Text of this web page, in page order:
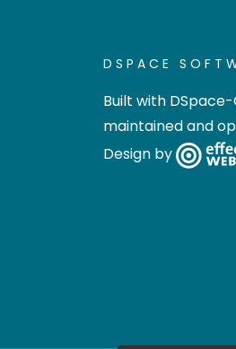
DSPACE
Built with
maintained and
Design by